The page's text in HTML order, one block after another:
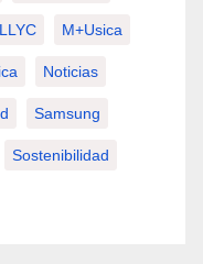
LLYC M+usica
Noticias
Samsung
Sostenibilidad